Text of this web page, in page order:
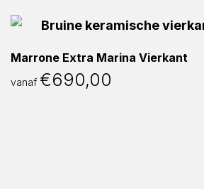
Marrone Extra Marina Vierkant
vanaf €690,00